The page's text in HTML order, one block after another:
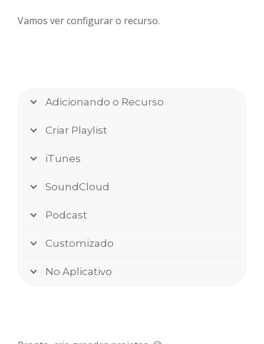
Vamos ver configurar o recurso.
Adicionando o Recurso
Criar Playlist
iTunes
SoundCloud
Podcast
Customizado
No Aplicativo